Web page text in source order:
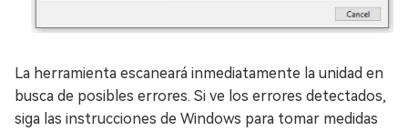
La herramienta escaneará inmediatamente la unidad en
busca de posibles errores. Si ve los errores detectados,
siga las instrucciones de Windows para tomar medidas